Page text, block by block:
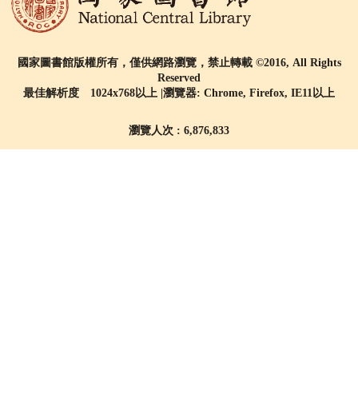
國家圖書館版權所有，僅供網路瀏覽，禁止轉載 ©2016, All Rights
Reserved
最佳解析度 1024x768以上 |瀏覽器: Chrome, Firefox, IE11以上
瀏覽人次 : 6,876,833